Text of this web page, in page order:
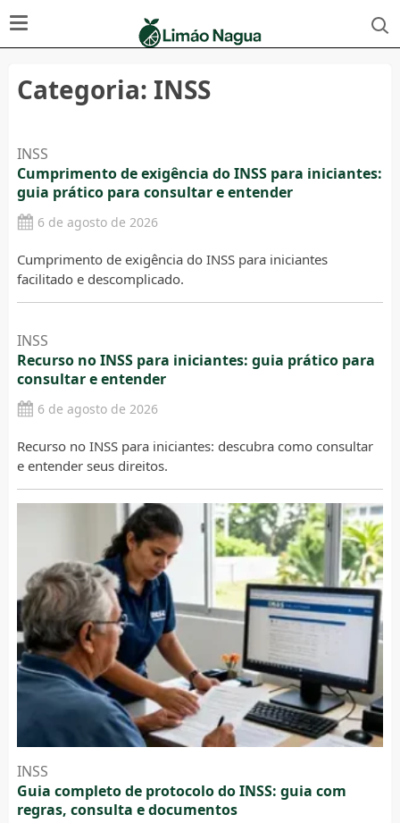
Categoria: INSS
INSS
Cumprimento de exigência do INSS para iniciantes:
guia prático para consultar e entender
6 de agosto de 2026
Cumprimento de exigência do INSS para iniciantes
facilitado e descomplicado.
INSS
Recurso no INSS para iniciantes: guia prático para
consultar e entender
6 de agosto de 2026
Recurso no INSS para iniciantes: descubra como consultar
e entender seus direitos.
INSS
Guia completo de protocolo do INSS: guia com
regras, consulta e documentos